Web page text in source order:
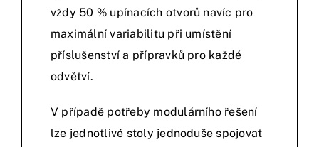
vždy 50 % upínacích otvorů navíc pro
maximální variabilitu při umístění
příslušenství a přípravků pro každé
odvětví.
V případě potřeby modulárního řešení
lze jednotlivé stoly jednoduše spojovat